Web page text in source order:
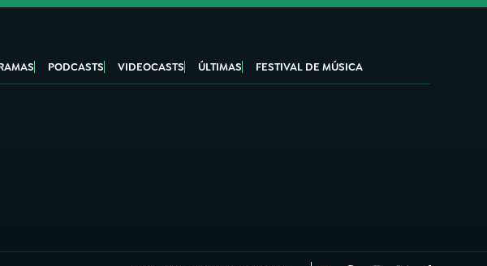
PODCASTS VIDEOCASTS ÚLTIMAS FESTIVAL DE MÚSICA